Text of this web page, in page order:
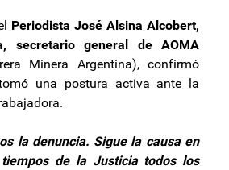
Periodista José Alsina Alcobert,
secretario general de AOMA
Minera Argentina), confirmó
una postura activa ante la
la denuncia. Sigue la causa en
de la Justicia todos los